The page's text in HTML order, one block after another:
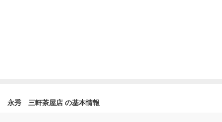
永秀 三軒茶屋店 の基本情報